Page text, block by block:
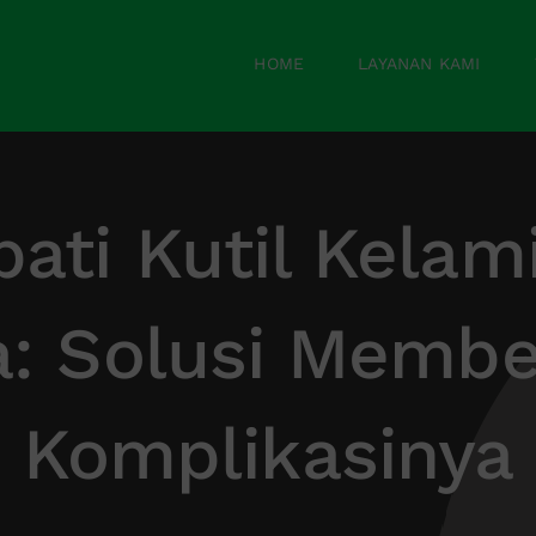
HOME LAYANAN KAMI
Kutil
Solusi
Komplikasinya